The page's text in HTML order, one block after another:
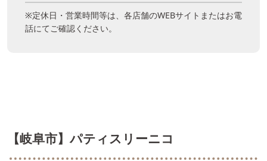
※定休日・営業時間等は、各店舗のWEBサイトまたはお電
話にてご確認ください。
【岐阜市】パティスリーニコ